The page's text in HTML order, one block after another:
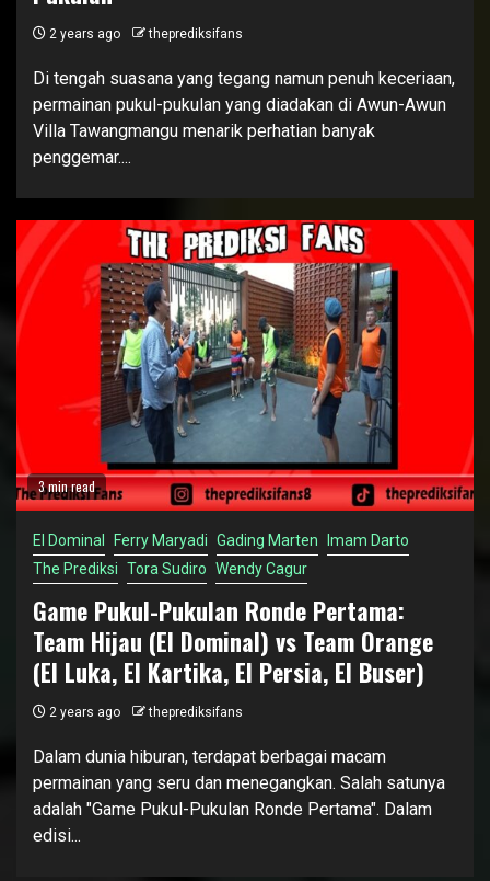
2 years ago theprediksifans
Di tengah suasana yang tegang namun penuh keceriaan,
permainan pukul-pukulan yang diadakan di Awun-Awun
Villa Tawangmangu menarik perhatian banyak
penggemar....
3 min read
El Dominal Ferry Maryadi Gading Marten
Imam Darto
The Prediksi Tora Sudiro Wendy Cagur
Game Pukul-Pukulan Ronde Pertama:
Team Hijau (El Dominal) vs Team Orange
(El Luka, El Kartika, El Persia, El Buser)
2 years ago theprediksifans
Dalam dunia hiburan, terdapat berbagai macam
permainan yang seru dan menegangkan. Salah satunya
adalah "Game Pukul-Pukulan Ronde Pertama". Dalam
edisi...